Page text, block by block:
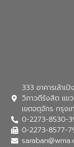
333 อาคารเล้าเ
วิภาวดีรังสิต แข
เขตจตุจักร กรุง
0-2273-8530-
0-2273-8577-